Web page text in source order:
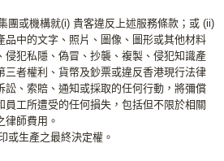
團或機構就(i) 貴客違反上述服務條款；或 (ii)
品中的文字、照片、圖像、圖形或其他材料
侵犯私隱、偽冒、抄襲、複製、侵犯知識產
三者權利、貨幣及鈔票或違反香港現行法律
訟、索賠、通知或採取的任何行動，將彌償
工所遭受的任何損失，包括但不限於相關
律師費用。
或生產之最終決定權。